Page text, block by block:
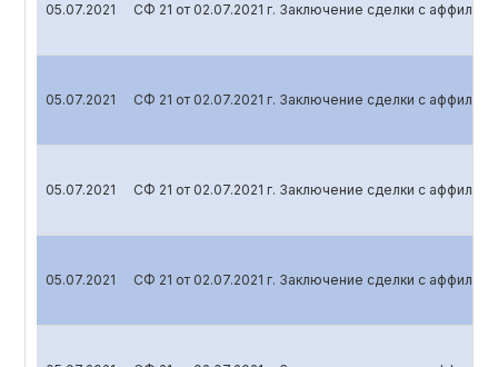
05.07.2021 СФ 21 от 02.07.2021 г. Заключение сделки с
05.07.2021 СФ 21 от 02.07.2021 г. Заключение сделки с
05.07.2021 СФ 21 от 02.07.2021 г. Заключение сделки с
05.07.2021 СФ 21 от 02.07.2021 г. Заключение сделки с